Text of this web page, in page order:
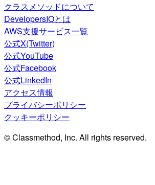
クラスメソッドについて
DevelopersIOとは
AWS支援サービス一覧
公式X(Twitter)
公式YouTube
公式Facebook
公式LinkedIn
アクセス情報
プライバシーポリシー
クッキーポリシー
© Classmethod, Inc. All rights reserved.